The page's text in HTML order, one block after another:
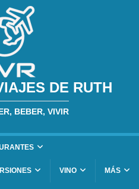
DE RUTH
BEBER, VIVIR
VINO MÁS